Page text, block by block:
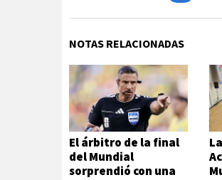
NOTAS RELACIONADAS
El árbitro de la final
del Mundial
sorprendió con una